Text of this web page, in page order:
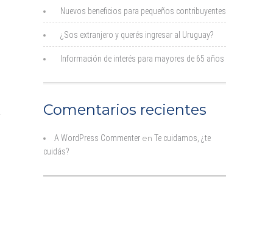
Nuevos beneficios para pequeños contribuyentes
¿Sos extranjero y querés ingresar al Uruguay?
Información de interés para mayores de 65 años
Comentarios recientes
A WordPress Commenter en Te cuidamos, ¿te
cuidás?